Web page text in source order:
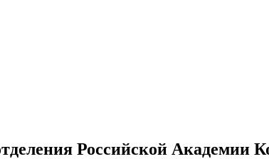
Российской Академии